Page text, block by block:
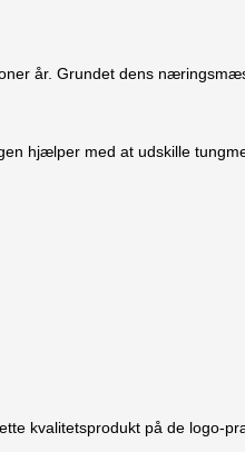
år. Grundet dens
hjælper med at udskille
kvalitetsprodukt på de logo-